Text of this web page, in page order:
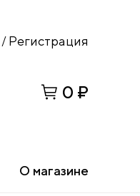
/ Регистрация
0 ₽
О магазине